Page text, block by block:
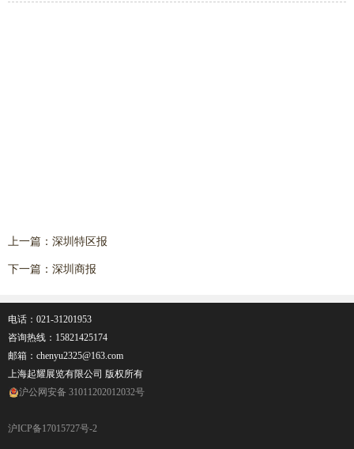
上一篇： 深圳特区报
下一篇： 深圳商报
电话：021-31201953
咨询热线： 15821425174
邮箱：chenyu2325@163.com
上海起耀展览有限公司 版权所有
沪公网安备 31011202012032号
沪ICP备17015727号-2